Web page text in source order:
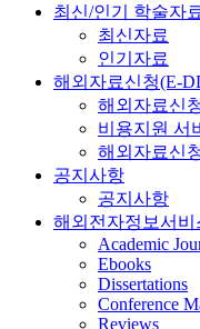
최신/인기 학술자
최신자료
인기자료
해외자료신청(E-
해외자료신
비용지원 서
해외자료신
공지사항
공지사항
해외전자정보서비
Academic
Ebooks
Dissertations
Conference
Reviews